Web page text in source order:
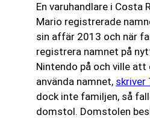
En varuhandlare i Costa
Mario registrerade
sin affär 2013 och när
registrera namnet på
Nintendo på och ville att
använda namnet, skriver
dock inte familjen, så
domstol. Domstolen